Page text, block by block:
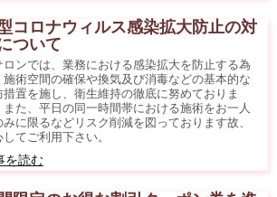
コロナウィルス感染拡大防止の対
ついて
ロンでは、業務における感染拡大を防止する為
施術空間の確保や換気及び消毒などの基本的な
措置を施し、衛生維持の徹底に努めておりま
また、平日の同一時間帯における施術をお一人
みに限るなどリスク削減を図っております故、
してご利用下さい。
を読む